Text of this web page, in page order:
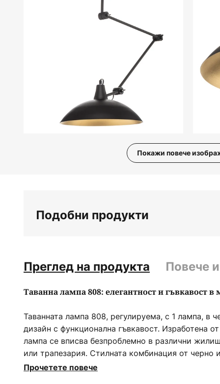
Покажи повече
галерия
Подобни продукти
Преглед на продукта Повече
Таванна лампа 808: елегантност и гъвкавост
Таванната лампа 808, регулируема, с 1 лампа, в
дизайн с функционална гъвкавост. Изработена
лампа се вписва безпроблемно в различни
или трапезария. Стилната комбинация от черно
помещение елегантен акцент и създава приятна
Прочетете повече